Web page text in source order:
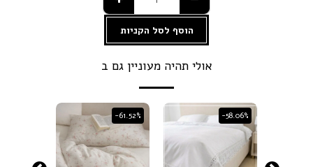
הוסף לסל הקניות
אולי תהיה מעוניין גם ב
-58.06%
-61.52%